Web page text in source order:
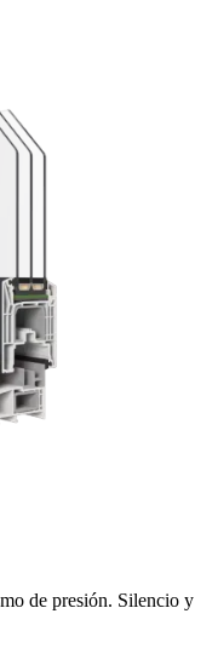
de presión. Silencio y